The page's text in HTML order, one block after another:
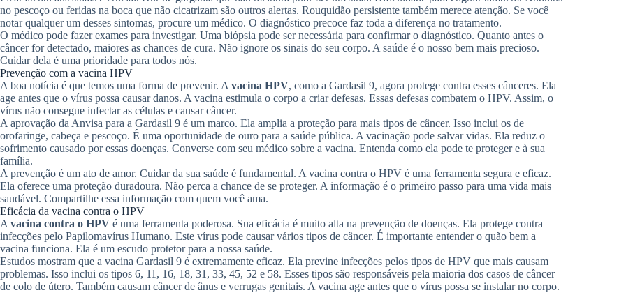
no pescoço ou feridas na boca que não cicatrizam são outros alertas. Rouquidão persistente também merece atenção. Se você
notar qualquer um desses sintomas, procure um médico. O diagnóstico precoce faz toda a diferença no tratamento.
O médico pode fazer exames para investigar. Uma biópsia pode ser necessária para confirmar o diagnóstico. Quanto antes o
câncer for detectado, maiores as chances de cura. Não ignore os sinais do seu corpo. A saúde é o nosso bem mais precioso.
Cuidar dela é uma prioridade para todos nós.
Prevenção com a vacina HPV
A boa notícia é que temos uma forma de prevenir. Avacina HPV, como a Gardasil 9, agora protege contra esses cânceres. Ela
age antes que o vírus possa causar danos. A vacina estimula o corpo a criar defesas. Essas defesas combatem o HPV. Assim, o
vírus não consegue infectar as células e causar câncer.
A aprovação da Anvisa para a Gardasil 9 é um marco. Ela amplia a proteção para mais tipos de câncer. Isso inclui os de
orofaringe, cabeça e pescoço. É uma oportunidade de ouro para a saúde pública. A vacinação pode salvar vidas. Ela reduz o
sofrimento causado por essas doenças. Converse com seu médico sobre a vacina. Entenda como ela pode te proteger e à sua
família.
A prevenção é um ato de amor. Cuidar da sua saúde é fundamental. A vacina contra o HPV é uma ferramenta segura e eficaz.
Ela oferece uma proteção duradoura. Não perca a chance de se proteger. A informação é o primeiro passo para uma vida mais
saudável. Compartilhe essa informação com quem você ama.
Eficácia da vacina contra o HPV
Avacina contra o HPV é uma ferramenta poderosa. Sua eficácia é muito alta na prevenção de doenças. Ela protege contra
infecções pelo Papilomavírus Humano. Este vírus pode causar vários tipos de câncer. É importante entender o quão bem a
vacina funciona. Ela é um escudo protetor para a nossa saúde.
Estudos mostram que a vacina Gardasil 9 é extremamente eficaz. Ela previne infecções pelos tipos de HPV que mais causam
problemas. Isso inclui os tipos 6, 11, 16, 18, 31, 33, 45, 52 e 58. Esses tipos são responsáveis pela maioria dos casos de câncer
de colo de útero. Também causam câncer de ânus e verrugas genitais. A vacina age antes que o vírus possa se instalar no corpo.